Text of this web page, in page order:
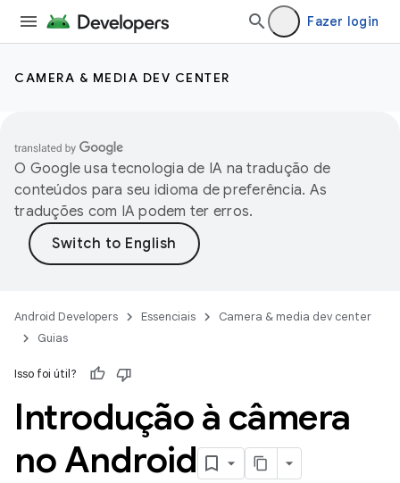
Fazer login
CAMERA & MEDIA DEV CENTER
O Google usa tecnologia de IA na tradução de
conteúdos para seu idioma de preferência. As
traduções com IA podem ter erros.
Android Developers Essenciais
Camera & media dev center
Guias
Isso foi útil?
Introdução à câmera
no Android